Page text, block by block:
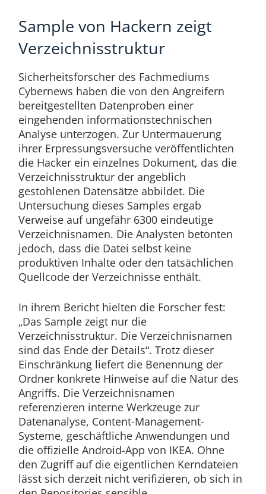
Sample von Hackern zeigt
Verzeichnisstruktur
Sicherheitsforscher des Fachmediums
Cybernews haben die von den Angreifern
bereitgestellten Datenproben einer
eingehenden informationstechnischen
Analyse unterzogen. Zur Untermauerung
ihrer Erpressungsversuche veröffentlichten
die Hacker ein einzelnes Dokument, das die
Verzeichnisstruktur der angeblich
gestohlenen Datensätze abbildet. Die
Untersuchung dieses Samples ergab
Verweise auf ungefähr 6300 eindeutige
Verzeichnisnamen. Die Analysten betonten
jedoch, dass die Datei selbst keine
produktiven Inhalte oder den tatsächlichen
Quellcode der Verzeichnisse enthält.
In ihrem Bericht hielten die Forscher fest:
„Das Sample zeigt nur die
Verzeichnisstruktur. Die Verzeichnisnamen
sind das Ende der Details“. Trotz dieser
Einschränkung liefert die Benennung der
Ordner konkrete Hinweise auf die Natur des
Angriffs. Die Verzeichnisnamen
referenzieren interne Werkzeuge zur
Datenanalyse, Content-Management-
Systeme, geschäftliche Anwendungen und
die offizielle Android-App von IKEA. Ohne
den Zugriff auf die eigentlichen Kerndateien
lässt sich derzeit nicht verifizieren, ob sich in